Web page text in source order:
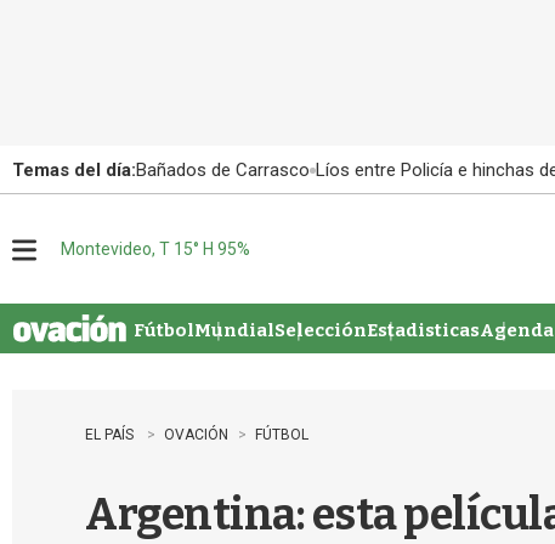
Temas del día:Bañados de Carrasco Líos entre Policía e hinchas
u
Montevideo, T 15° H 95%
FútbolMundialSelecciónEstadisticas
EL PAÍS OVACIÓN FÚTBOL
Argentina: esta